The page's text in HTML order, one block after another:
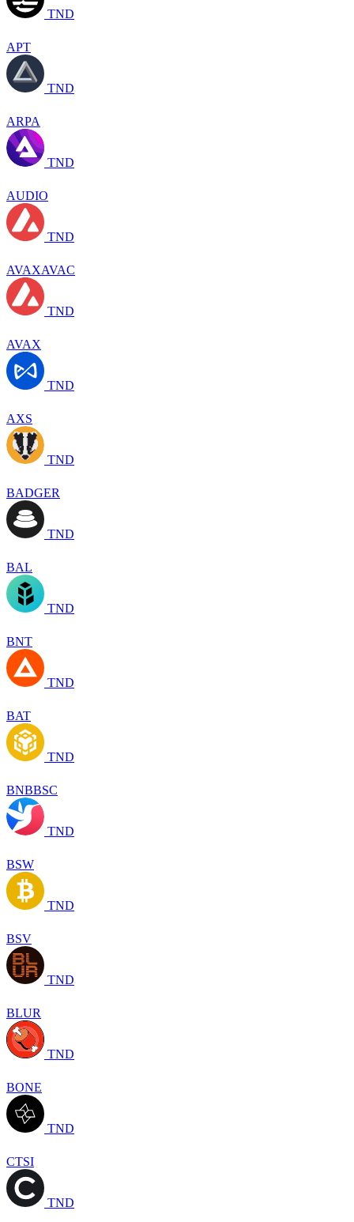
TND
APT
TND
ARPA
TND
AUDIO
TND
AVAXAVAC
TND
AVAX
TND
AXS
TND
BADGER
TND
BAL
TND
BNT
TND
BAT
TND
BNBBSC
TND
BSW
TND
BSV
TND
BLUR
TND
BONE
TND
CTSI
TND